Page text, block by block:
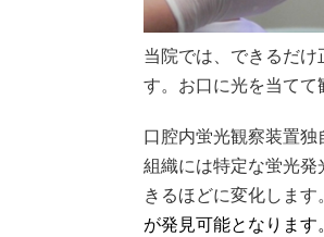
当院では、できるだ
す。お口に光を当てて
口腔内蛍光観察装置
組織には特定な蛍光
きるほどに変化します。
が発見可能となります。